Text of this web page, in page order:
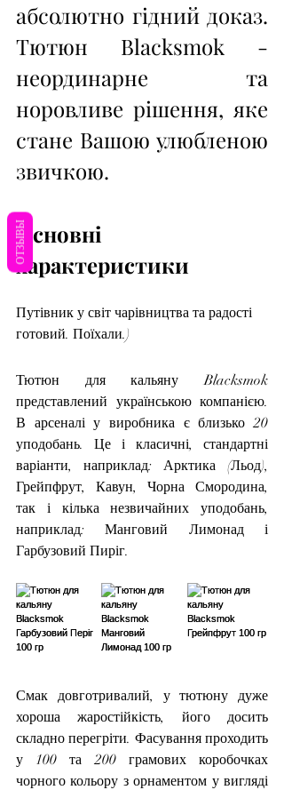
абсолютно гідний доказ.
Тютюн Blacksmok -
неординарне та
норовливе рішення, яке
стане Вашою улюбленою
звичкою.
Основні
характеристики
Путівник у світ чарівництва та радості
готовий. Поїхали.)
Тютюн для кальяну Blacksmok
представлений українською компанією.
В арсеналі у виробника є близько 20
уподобань. Це і класичні, стандартні
варіанти, наприклад: Арктика (Льод),
Грейпфрут, Кавун, Чорна Смородина,
так і кілька незвичайних уподобань,
наприклад: Манговий Лимонад і
Гарбузовий Пиріг.
Смак довготривалий, у тютюну дуже
хороша жаростійкість, його досить
складно перегріти. Фасування проходить
у 100 та 200 грамових коробочках
чорного кольору з орнаментом у вигляді
ОТЗЫВЫ